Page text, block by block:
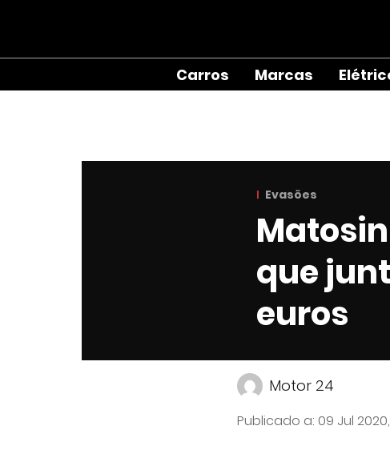
Carros Marcas
Evasões
que
euros
Motor 24
Publicado a: 09 Jul